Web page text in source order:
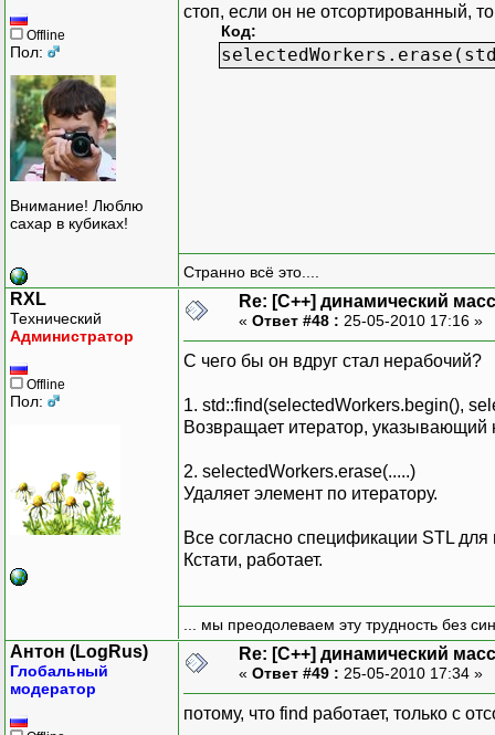
Offline
Пол:
Внимание! Люблю
сахар в кубиках!
стоп, если он не отсортированный,
Код:
Странно всё это....
RXL
Технический
Администратор
Offline
Пол:
Re: [C++] динамический
« Ответ #48 : 25-05-2010 17:16 »
С чего бы он вдруг стал нерабочий?
1. std::find(selectedWorkers.begin(),
Возвращает итератор, указывающий
2. selectedWorkers.erase(.....)
Удаляет элемент по итератору.
Все согласно спецификации STL
Кстати, работает.
... мы преодолеваем эту трудность без
Антон (LogRus)
Глобальный
модератор
Re: [C++] динамический
« Ответ #49 : 25-05-2010 17:34 »
потому, что find работает, только с